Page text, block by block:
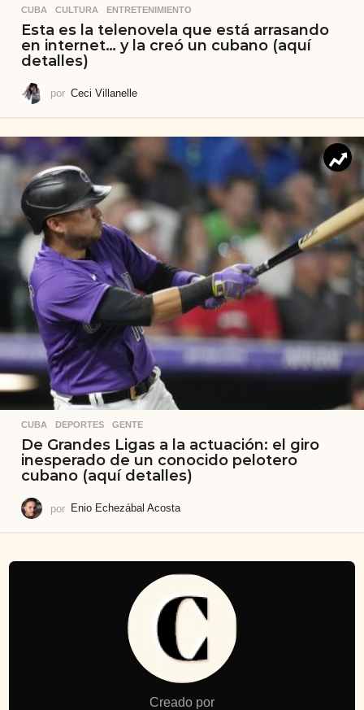
CUBA ,CULTURA ,ENTRETENIMIENTO
Esta es la telenovela que está arrasando
en internet… y la creó un cubano (aquí
detalles)
por Ceci Villanelle
CUBA ,DEPORTES ,GENTE
De Grandes Ligas a la actuación: el giro
inesperado de un conocido pelotero
cubano (aquí detalles)
por Enio Echezábal Acosta
Creado por